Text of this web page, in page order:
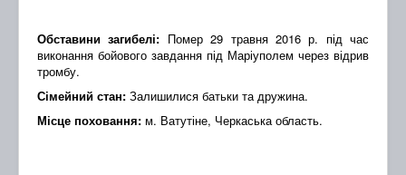
Обставини загибелі: Помер 29 травня 2016 р. під час
виконання бойового завдання під Маріуполем через відрив
тромбу.
Сімейний стан: Залишилися батьки та дружина.
Місце поховання: м. Ватутіне, Черкаська область.